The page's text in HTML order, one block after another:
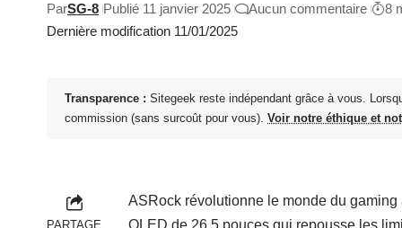
Dernière modification 11/01/2025
ParSG-8 Publié 11 janvier 2025 Aucun commentaire 8
Transparence : Sitegeek reste indépendant grâce à vous.
commission (sans surcoût pour vous). Voir notre éthique et
PARTAGE
ASRock révolutionne le monde du
OLED de 26,5 pouces qui repousse les